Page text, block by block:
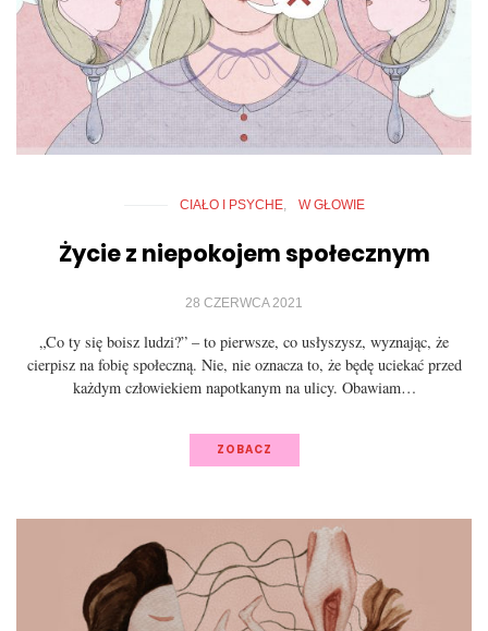
CIAŁO I PSYCHE W GŁOWIE
Życie z niepokojem społecznym
28 CZERWCA 2021
„Co ty się boisz ludzi?” – to pierwsze, co usłyszysz, wyznając, że
cierpisz na fobię społeczną. Nie, nie oznacza to, że będę uciekać przed
każdym człowiekiem napotkanym na ulicy. Obawiam…
ZOBACZ